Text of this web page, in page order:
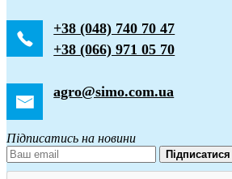
+38 (048) 740 70 47
+38 (066) 971 05 70
agro@simo.com.ua
Підписатись на новини
Підписатися